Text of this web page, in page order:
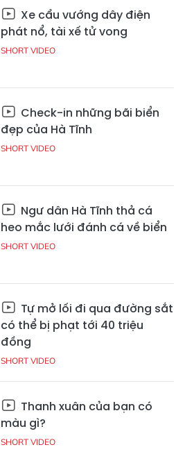
Xe cẩu vướng dây điện
phát nổ, tài xế tử vong
SHORT VIDEO
Check-in những bãi biển
đẹp của Hà Tĩnh
SHORT VIDEO
Ngư dân Hà Tĩnh thả cá
heo mắc lưới đánh cá về biển
SHORT VIDEO
Tự mở lối đi qua đường sắt
có thể bị phạt tới 40 triệu
đồng
SHORT VIDEO
Thanh xuân của bạn có
màu gì?
SHORT VIDEO